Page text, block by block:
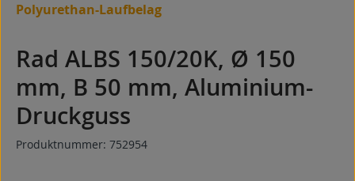
Polyurethan-Laufbelag
Rad ALBS 150/20K, Ø 150
mm, B 50 mm, Aluminium-
Druckguss
Produktnummer: 752954